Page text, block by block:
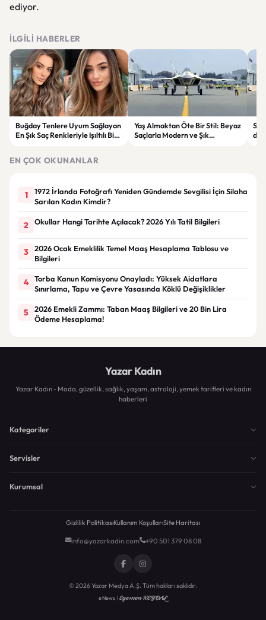
ediyor.
İLGILI HABERLER
Buğday Tenlere Uyum Sağlayan
En Şık Saç Renkleriyle Işıltılı Bir
Yaş Almaktan Öte Bir Stil: Beyaz
Saçlarla Modern ve Şık
EN ÇOK OKUNANLAR
1
1972 İrlanda Fotoğrafı Yeniden Gündemde Sevgilisi İçin Silaha
Sarılan Kadın Kimdir?
2 Okullar Hangi Tarihte Açılacak? 2026 Yılı Tatil Bilgileri
3
2026 Ocak Emeklilik Temel Maaş Hesaplama Tablosu ve
Bilgileri
4
Torba Kanun Komisyonu Onayladı: Yüksek Aidatlara
Sınırlama, Tapu ve Çevre Yasasında Köklü Değişiklikler
5
2026 Emekli Zammı: Taban Maaş Bilgileri ve 20 Bin Lira
Ödeme Hesaplama!
Yazar Kadın
Yazar Kadın - Moda, güzellik, sağlık, yaşam, astroloji, yemek tarifleri ve kadın
haberleri
Kategoriler
Servisler
Kurumsal
Gizlilik PolitikasıKullanım KoşullarıSite Haritası
info@yazarkadin.com +90 501 379 08 08
© 2026 Yazar Medya A.Ş. Tüm hakları saklıdır.
eNews |Egemen KEYDAL